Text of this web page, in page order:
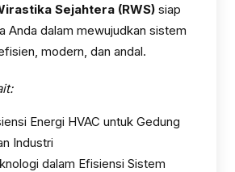
Sejahtera (RWS) siap
Anda dalam mewujudkan sistem
modern, dan andal.
Energi HVAC untuk Gedung
Industri
dalam Efisiensi Sistem